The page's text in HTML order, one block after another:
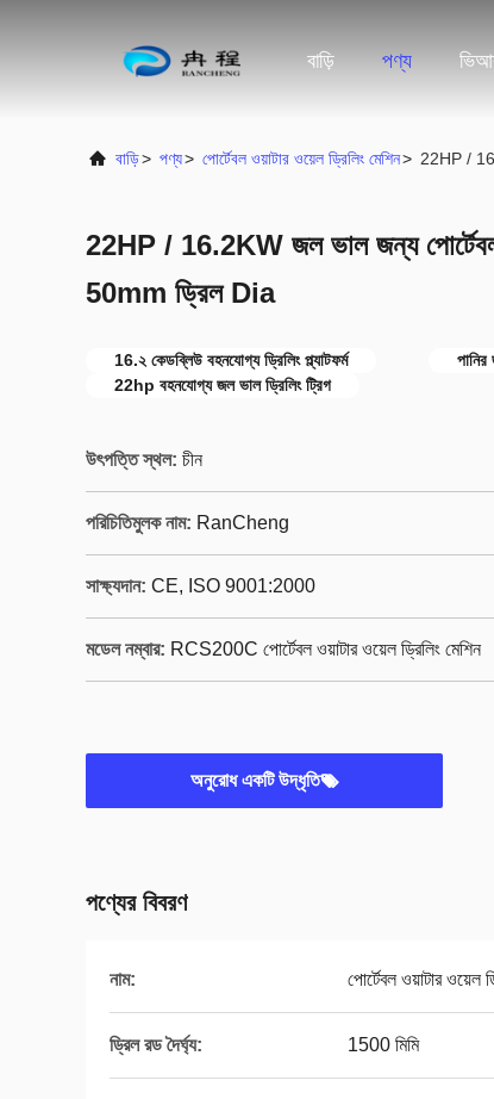
বাড়ি পণ্য
বাড়ি> পণ্য> পোর্টেবল ওয়াটার ওয়েল ড্রিলিং মেশিন> 22HP /
22HP / 16.2KW জল ভাল জন্য পোর্টেবল
50mm ড্রিল Dia
16.২ কেডব্লিউ বহনযোগ্য ড্রিলিং প্ল্যাটফর্ম
22hp বহনযোগ্য জল ভাল ড্রিলিং ট্রিগ
উৎপত্তি স্থল: চীন
পরিচিতিমুলক নাম: RanCheng
সাক্ষ্যদান: CE, ISO 9001:2000
মডেল নম্বার: RCS200C পোর্টেবল ওয়াটার ওয়েল ড্রিলিং মেশিন
অনুরোধ একটি উদ্ধৃতি
পণ্যের বিবরণ
নাম: পোর্টেবল ওয়াটার ওয়েল
ড্রিল রড দৈর্ঘ্য: 1500 মিমি